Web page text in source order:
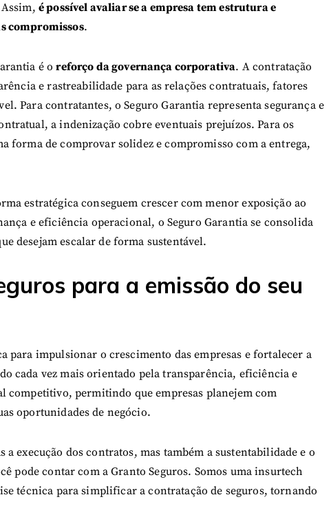
é possível avaliar se a empresa tem estrutura e
compromissos.
é oreforço da governança corporativa. A contratação
e rastreabilidade para as relações contratuais, fatores
Para contratantes, o Seguro Garantia representa segurança e
a indenização cobre eventuais prejuízos. Para os
forma de comprovar solidez e compromisso com a entrega,
estratégica conseguem crescer com menor exposição ao
e eficiência operacional, o Seguro Garantia se consolida
desejam escalar de forma sustentável.
para a emissão do seu
para impulsionar o crescimento das empresas e fortalecer a
cada vez mais orientado pela transparência, eficiência e
competitivo, permitindo que empresas planejem com
oportunidades de negócio.
execução dos contratos, mas também a sustentabilidade e o
pode contar com a Granto Seguros. Somos uma insurtech
técnica para simplificar a contratação de seguros, tornando